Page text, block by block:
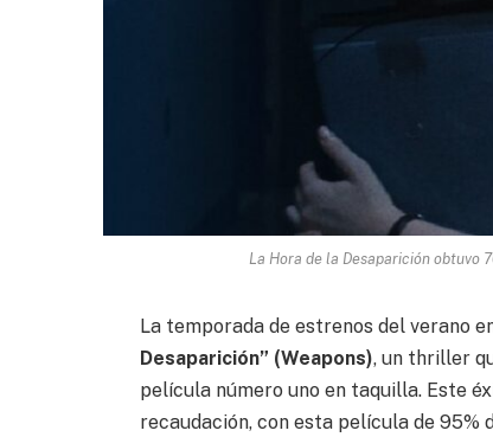
La Hora de la Desaparición obtuvo
La temporada de estrenos del verano
Desaparición” (Weapons), un thriller
película número uno en taquilla. Este
recaudación, con esta película de 95%